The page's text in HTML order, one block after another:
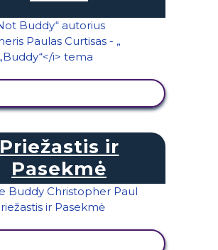
Priežastis ir
Pasekmė